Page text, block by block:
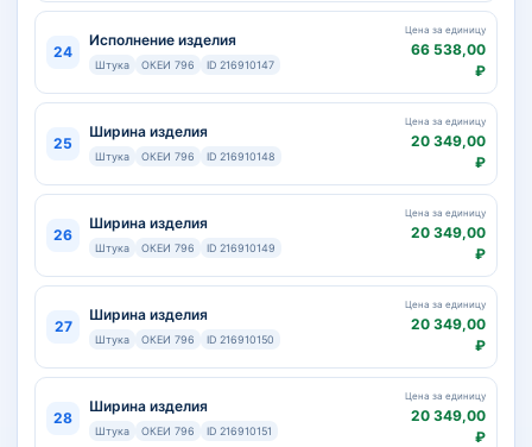
24
Исполнение изделия
Штука ОКЕИ 796 ID 216910147
Цена за единицу
66 538,00
₽
25
Ширина изделия
Штука ОКЕИ 796 ID 216910148
Цена за единицу
20 349,00
₽
26
Ширина изделия
Штука ОКЕИ 796 ID 216910149
Цена за единицу
20 349,00
₽
27
Ширина изделия
Штука ОКЕИ 796 ID 216910150
Цена за единицу
20 349,00
₽
28
Ширина изделия
Штука ОКЕИ 796 ID 216910151
Цена за единицу
20 349,00
₽